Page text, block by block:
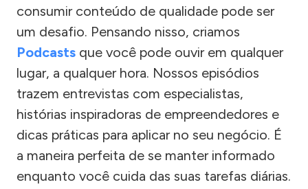
consumir conteúdo de qualidade pode ser
um desafio. Pensando nisso, criamos
Podcasts que você pode ouvir em qualquer
lugar, a qualquer hora. Nossos episódios
trazem entrevistas com especialistas,
histórias inspiradoras de empreendedores e
dicas práticas para aplicar no seu negócio. É
a maneira perfeita de se manter informado
enquanto você cuida das suas tarefas diárias.